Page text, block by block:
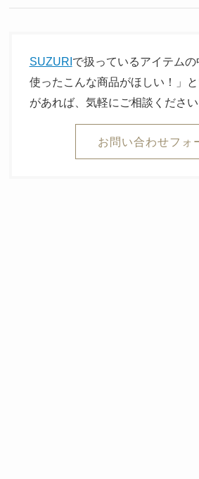
SUZURIで扱っているアイテム
使ったこんな商品がほしい！」
があれば、気軽にご相談ください
お問い合わせフォ